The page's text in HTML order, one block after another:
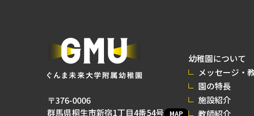
〒376-0006
群馬県桐生市新宿1丁目4番54号
MAP
幼稚園について
メッセージ・
園の特長
施設紹介
教師紹介